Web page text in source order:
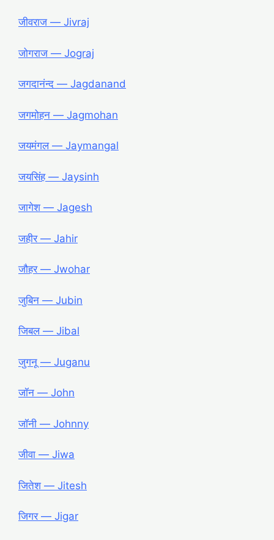
जीवराज ― Jivraj
जोगराज ― Jograj
जगदानंन्द ― Jagdanand
जगमोहन ― Jagmohan
जयमंगल ― Jaymangal
जयसिंह ― Jaysinh
जागेश ― Jagesh
जहीर ― Jahir
जौहर ― Jwohar
जुबिन ― Jubin
जिबल ― Jibal
जुगनू ― Juganu
जॉन ― John
जॉनी ― Johnny
जीवा ― Jiwa
जितेश ― Jitesh
जिगर ― Jigar